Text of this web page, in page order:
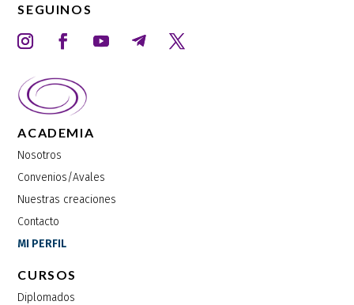
SEGUINOS
ACADEMIA
Nosotros
Convenios/Avales
Nuestras creaciones
Contacto
MI PERFIL
CURSOS
Diplomados